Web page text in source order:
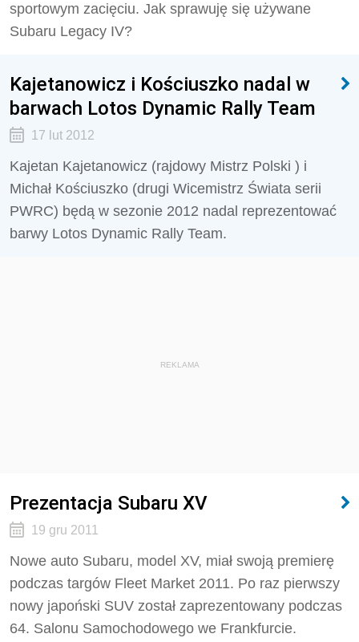
sportowym zacięciu. Jak sprawuję się używane
Subaru Legacy IV?
Kajetanowicz i Kościuszko nadal w
barwach Lotos Dynamic Rally Team
17 lut 2012
Kajetan Kajetanowicz (rajdowy Mistrz Polski ) i
Michał Kościuszko (drugi Wicemistrz Świata serii
PWRC) będą w sezonie 2012 nadal reprezentować
barwy Lotos Dynamic Rally Team.
REKLAMA
Prezentacja Subaru XV
19 gru 2011
Nowe auto Subaru, model XV, miał swoją premierę
podczas targów Fleet Market 2011. Po raz pierwszy
nowy japoński SUV został zaprezentowany podczas
64. Salonu Samochodowego we Frankfurcie.